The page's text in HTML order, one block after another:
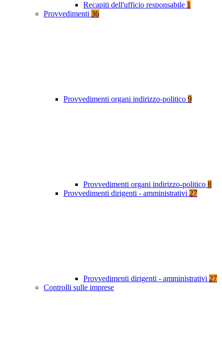
Recapiti dell'ufficio responsabile 1
Provvedimenti 36
Provvedimenti organi indirizzo-politico 9
Provvedimenti organi indirizzo-politico 8
Provvedimenti dirigenti - amministrativi 27
Provvedimenti dirigenti - amministrativi 27
Controlli sulle imprese